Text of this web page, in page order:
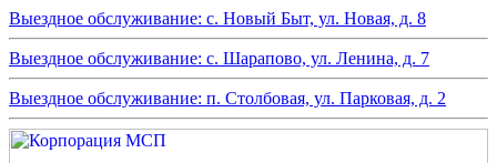
Выездное обслуживание: с. Новый Быт, ул. Новая, д. 8
Выездное обслуживание: с. Шарапово, ул. Ленина, д. 7
Выездное обслуживание: п. Столбовая, ул. Парковая, д. 2